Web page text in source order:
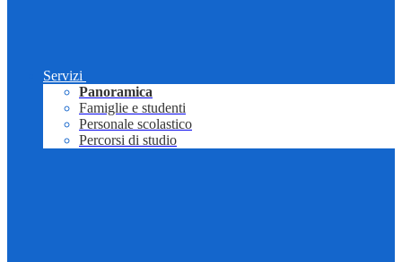
Servizi
Panoramica
Famiglie e studenti
Personale scolastico
Percorsi di studio